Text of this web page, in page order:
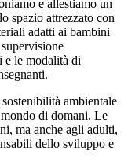
e allestiamo un
spazio attrezzato con
adatti ai bambini
e le modalità di
ambientale
di domani. Le
ma anche agli adulti,
dello sviluppo e